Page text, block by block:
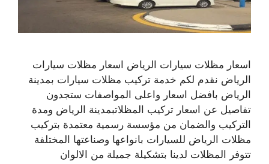
اسعار مظلات سيارات الرياض اسعار مظلات سيارات
الرياض نقدم لكم خدمة تركيب مظلات سيارات بمدينة
الرياض بافضل اسعار واعلى المواصفات ستجدون
تفاصيل عن اسعار تركيب المظلاتبمدينة الرياض ومدة
التركيب والضمان من مؤسسة رسمية معتمدة بتركيب
مظلات الرياض للسيارات بانواعها وصناعتها المختلفة
تتوفر المظلات لدينا بتشكيلة جميلة من الالوان